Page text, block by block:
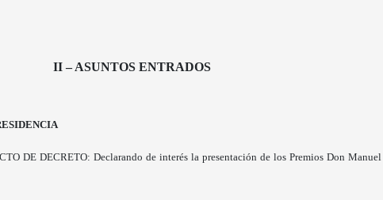
II – ASUNTOS ENTRADOS
DE DECRETO: Declarando de interés la presentación de los Premios Don